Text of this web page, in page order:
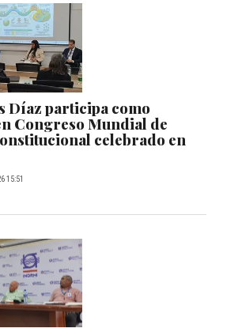
Díaz participa como
Congreso Mundial de
celebrado en
15:51